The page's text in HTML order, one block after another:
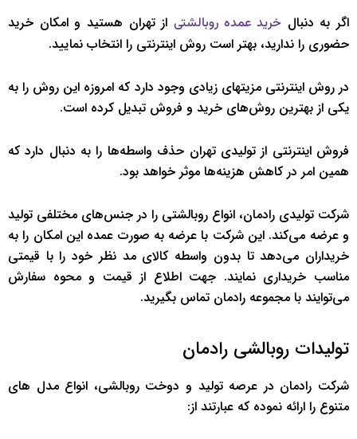
اگر به دنبال خرید عمده روبالشتی از تهران هستید و امکان خرید
حضوری را ندارید، بهتر است روش اینترنتی را انتخاب نمایید.
در روش اینترنتی مزیت‎های زیادی وجود دارد که امروزه این روش را به
یکی از بهترین روش‌های خرید و فروش تبدیل کرده است.
فروش اینترنتی از تولیدی تهران حذف واسطه‌ها را به دنبال دارد که
همین امر در کاهش هزینه‌ها موثر خواهد بود.
شرکت تولیدی رادمان، انواع روبالشتی را در جنس‌های مختلفی تولید
و عرضه می‌کند. این شرکت با عرضه به صورت عمده این امکان را به
خریداران می‌دهد تا بدون واسطه کالای مد نظر خود را با قیمتی
مناسب خریداری نمایند. جهت اطلاع از قیمت و محوه سفارش
می‌توایند با مجموعه رادمان تماس بگیرید.
تولیدات روبالشی رادمان
شرکت رادمان در عرصه تولید و دوخت روبالشی، انواع مدل های
متنوع را ارائه نموده که عبارتند از: